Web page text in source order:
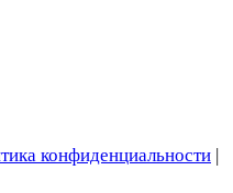
конфиденциальности |